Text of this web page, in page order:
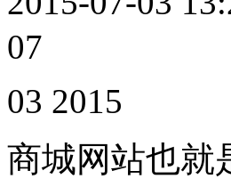
07
03 2015
商城网站也就